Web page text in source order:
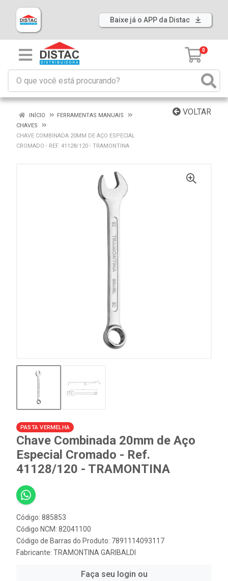
Baixe já o APP da Distac
0
VOLTAR
INÍCIO
FERRAMENTAS MANUAIS
CHAVES
CHAVE COMBINADA 20MM DE AÇO ESPECIAL
CROMADO - REF. 41128/120 - TRAMONTINA
PASTA VERMELHA
Chave Combinada 20mm de Aço
Especial Cromado - Ref.
41128/120 - TRAMONTINA
Código: 885853
Código NCM: 82041100
Código de Barras do Produto: 7891114093117
Fabricante: TRAMONTINA GARIBALDI
Faça seu login ou